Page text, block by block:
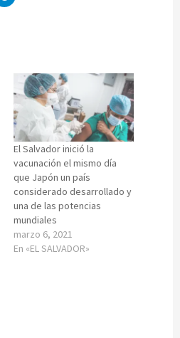
El Salvador inició la
vacunación el mismo día
que Japón un país
considerado desarrollado y
una de las potencias
mundiales
marzo 6, 2021
En «EL SALVADOR»